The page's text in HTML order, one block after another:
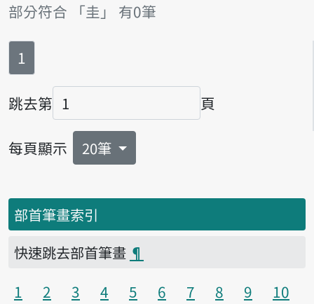
部分符合 「圭」 有0筆
第
1
跳去第
頁碼
頁
每頁顯示 20筆
部首筆畫索引
快速跳去部首筆畫 ¶
1
2 3 4 5 6 7 8 9
10